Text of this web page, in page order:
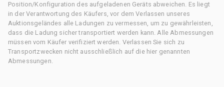
Position/Konfiguration des aufgeladenen Geräts abweichen. Es liegt
in der Verantwortung des Käufers, vor dem Verlassen unseres
Auktionsgeländes alle Ladungen zu vermessen, um zu gewährleisten,
dass die Ladung sicher transportiert werden kann. Alle Abmessungen
müssen vom Käufer verifiziert werden. Verlassen Sie sich zu
Transportzwecken nicht ausschließlich auf die hier genannten
Abmessungen.